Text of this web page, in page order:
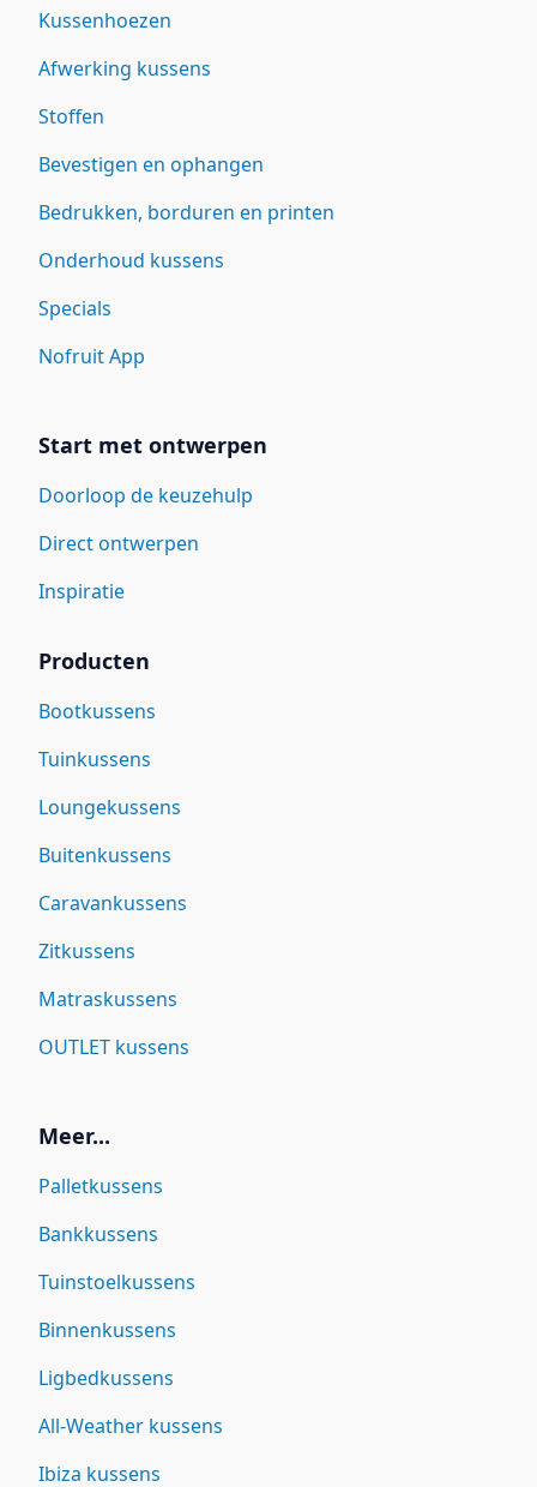
Kussenhoezen
Afwerking kussens
Stoffen
Bevestigen en ophangen
Bedrukken, borduren en printen
Onderhoud kussens
Specials
Nofruit App
Start met ontwerpen
Doorloop de keuzehulp
Direct ontwerpen
Inspiratie
Producten
Bootkussens
Tuinkussens
Loungekussens
Buitenkussens
Caravankussens
Zitkussens
Matraskussens
OUTLET kussens
Meer...
Palletkussens
Bankkussens
Tuinstoelkussens
Binnenkussens
Ligbedkussens
All-Weather kussens
Ibiza kussens